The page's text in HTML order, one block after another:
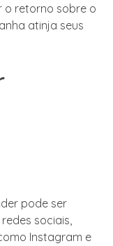
o retorno sobre o
atinja seus
pode ser
sociais,
Instagram e